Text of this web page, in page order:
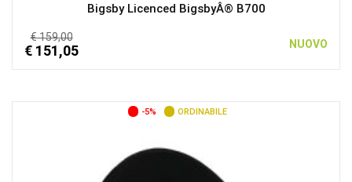
Bigsby Licenced BigsbyÂ® B700
€ 159,00
€ 151,05 NUOVO
-5% ORDINABILE